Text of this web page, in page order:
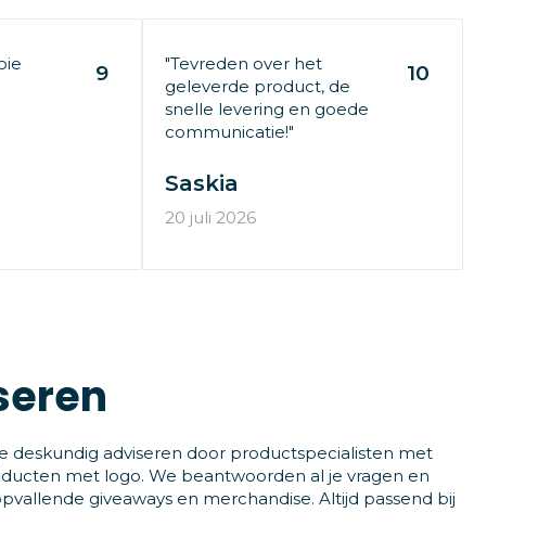
9
"Tevreden over het
geleverde product, de
snelle levering en goede
communicatie!"
10
Saskia
20 juli 2026
deskundig adviseren door productspecialisten met
met logo. We beantwoorden al je vragen en
giveaways en merchandise. Altijd passend bij